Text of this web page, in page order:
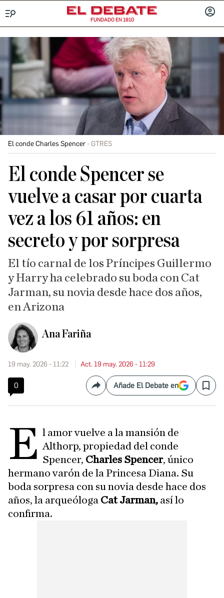
FUNDADO EN 1910
El conde Charles Spencer GTRES
El conde Spencer se
vuelve a casar por cuarta
vez a los 61 años: en
secreto y por sorpresa
El tío carnal de los Príncipes Guillermo
y Harry ha celebrado su boda con Cat
Jarman, su novia desde hace dos años,
en Arizona
Ana Fariña
19 may. 2026 - 11:22 Act. 19 may. 2026 - 11:29
0 CompartirAñade El Debate en Save
E l amor vuelve a la mansión de
Althorp, propiedad del conde
Spencer, Charles Spencer, único
hermano varón de la Princesa Diana. Su
boda sorpresa con su novia desde hace dos
años, la arqueóloga Cat Jarman, así lo
confirma.